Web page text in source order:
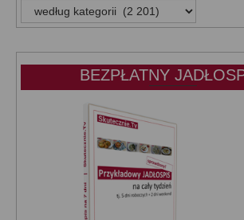
WSZYSTKIE
KATEGORIE:
BEZPŁATNY